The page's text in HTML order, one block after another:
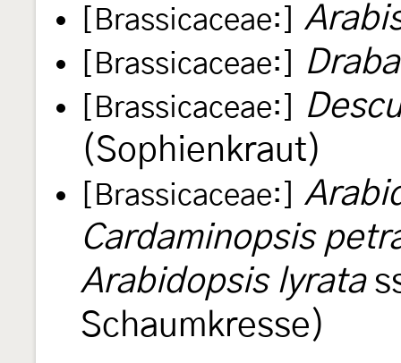
[Brassicaceae:]
[Brassicaceae:] Draba
[Brassicaceae:]
(Sophienkraut)
[Brassicaceae:]
Cardaminopsis
Arabidopsis lyrata
Schaumkresse)